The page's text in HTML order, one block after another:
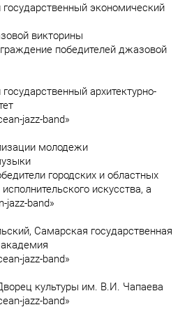
экономический
викторины
победителей джазовой
архитектурно-
jazz-band»
молодежи
городских и областных
искусства, а
jazz-band»
Самарская государственная
jazz-band»
культуры им. В.И. Чапаева
jazz-band»